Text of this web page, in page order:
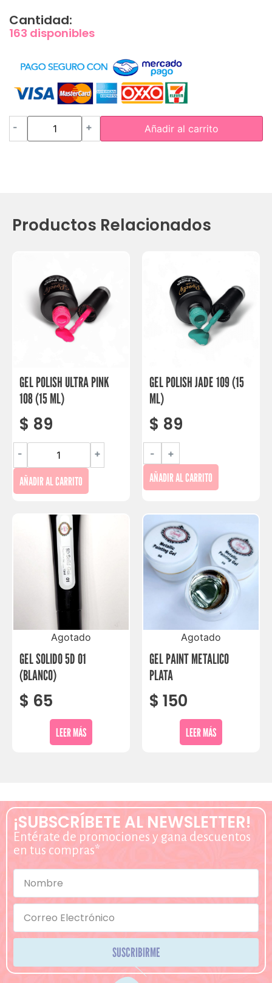
Cantidad:
163 disponibles
- + Añadir al carrito
Productos Relacionados
GEL POLISH ULTRA PINK
108 (15 ML)
$ 89
- +
AÑADIR AL CARRITO
GEL POLISH JADE 109 (15
ML)
$ 89
- +
AÑADIR AL CARRITO
Agotado
GEL SOLIDO 5D 01
(BLANCO)
$ 65
LEER MÁS
Agotado
GEL PAINT METALICO
PLATA
$ 150
LEER MÁS
¡SUBSCRÍBETE AL NEWSLETTER!
Entérate de promociones y gana descuentos
en tus compras*
SUSCRIBIRME